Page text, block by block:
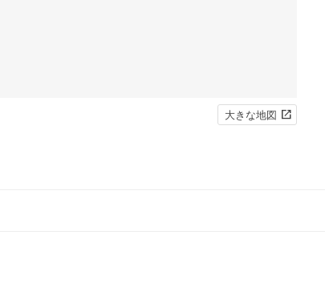
大きな地図